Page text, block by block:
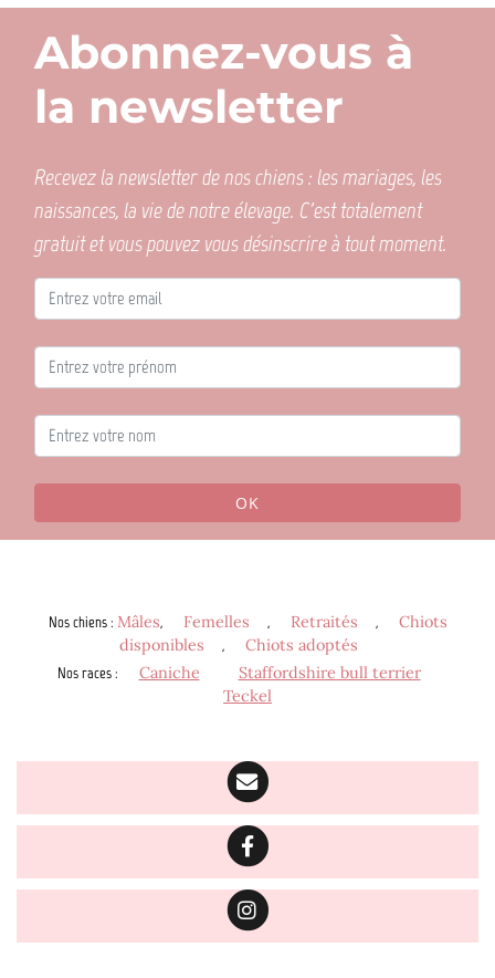
Abonnez-vous à
la newsletter
Recevez la newsletter de nos chiens : les mariages, les
naissances, la vie de notre élevage. C'est totalement
gratuit et vous pouvez vous désinscrire à tout moment.
OK
Nos chiens: Mâles, Femelles , Retraités ,
Chiots
disponibles
,
Chiots adoptés
Nos races: Caniche
Staffordshire bull terrier
Teckel